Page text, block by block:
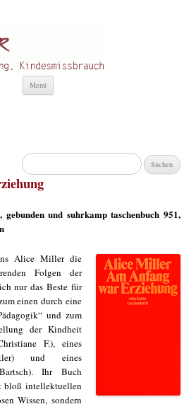
Menü
Suchen
nach:
und suhrkamp taschenbuch 951,
Alice Miller die
Folgen der
nur das Beste für
einen durch eine
und zum
der Kindheit
F.), eines
und eines
Ihr Buch
bloß intellektuellen
Wissen, sondern